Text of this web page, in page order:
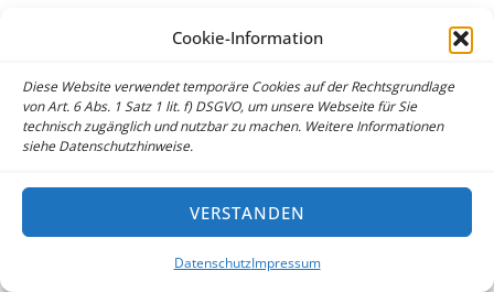
Cookie-Information
Diese Website verwendet temporäre Cookies auf der Rechtsgrundlage
von Art. 6 Abs. 1 Satz 1 lit. f) DSGVO, um unsere Webseite für Sie
technisch zugänglich und nutzbar zu machen. Weitere Informationen
siehe Datenschutzhinweise.
VERSTANDEN
DatenschutzImpressum